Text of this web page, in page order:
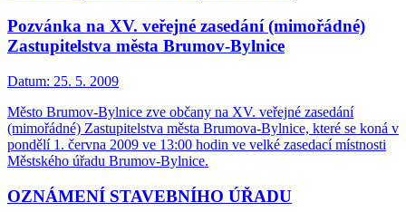
Pozvánka na XV. veřejné zasedání (mimořádné)
Zastupitelstva města Brumov-Bylnice
Datum: 25. 5. 2009
Město Brumov-Bylnice zve občany na XV. veřejné zasedání
(mimořádné) Zastupitelstva města Brumova-Bylnice, které se koná v
pondělí 1. června 2009 ve 13:00 hodin ve velké zasedací místnosti
Městského úřadu Brumov-Bylnice.
OZNÁMENÍ STAVEBNÍHO ÚŘADU